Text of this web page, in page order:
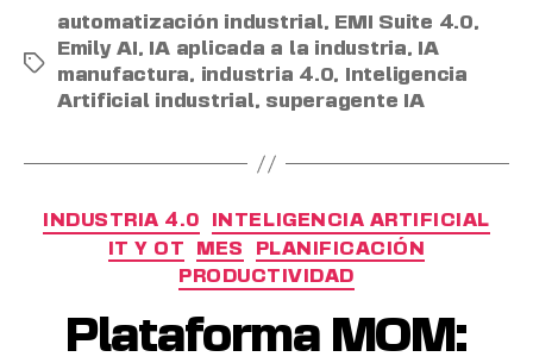
automatización industrial, EMI Suite 4.0,
Emily AI , IA aplicada a la industria,
IA
manufactura, industria 4.0,
Inteligencia
Artificial industrial, superagente IA
INDUSTRIA 4.0
INTELIGENCIA ARTIFICIAL
IT Y OT
MES
PLANIFICACIÓN
PRODUCTIVIDAD
Plataforma MOM: